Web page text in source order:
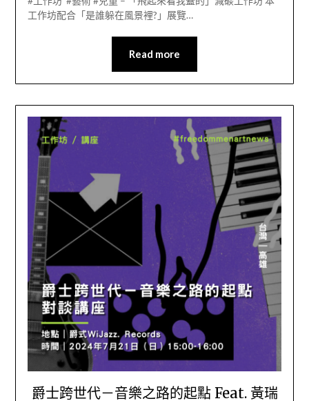
工作坊配合「是誰躲在風景裡?」展覽…
Read more
爵士跨世代－音樂之路的起點 Feat. 黃瑞